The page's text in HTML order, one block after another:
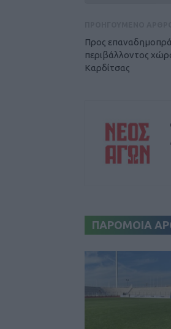
Προς
περιβάλλοντος
Καρδίτσας
ΠΑΡΟΜΟΙΑ